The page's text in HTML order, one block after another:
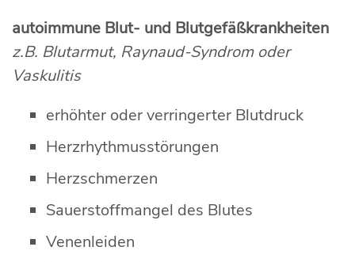
autoimmune Blut- und Blutgefäßkrankheiten
z.B. Blutarmut, Raynaud-Syndrom oder
Vaskulitis
erhöhter oder verringerter Blutdruck
Herzrhythmusstörungen
Herzschmerzen
Sauerstoffmangel des Blutes
Venenleiden